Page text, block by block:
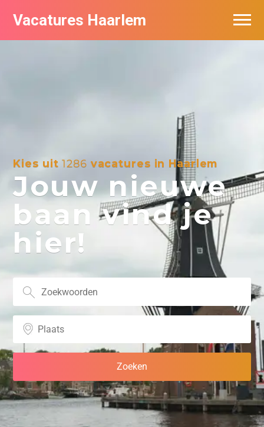
Vacatures Haarlem
Kies uit1286 vacatures in Haarlem
Jouw nieuwe
baan vind je
hier!
Vacatures per bedrijf in Haarlem